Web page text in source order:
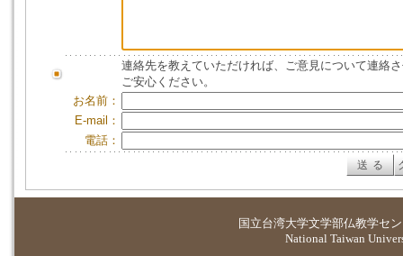
連絡先を教えていただければ、ご意見について連絡
ご安心ください。
お名前：
E-mail：
電話：
国立台湾大学文学部仏教学セ
National Taiwan